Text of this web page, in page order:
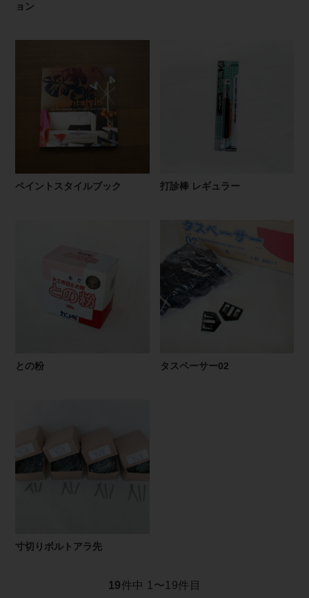
ョン
ペイントスタイルブック 打診棒 レギュラー
との粉 タスペーサー02
寸切りボルトアラ先
19件中 1〜19件目